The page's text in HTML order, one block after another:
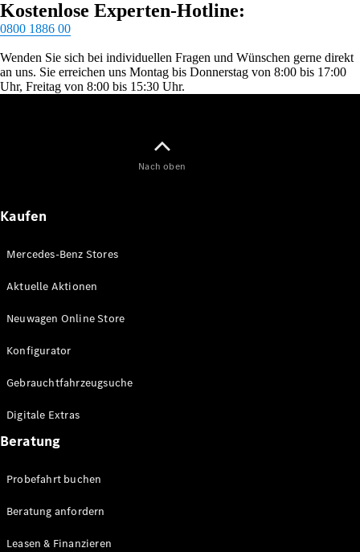
Kostenlose Experten-Hotline:
0800 1886 00
Wenden Sie sich bei individuellen Fragen und Wünschen gerne direkt
an uns. Sie erreichen uns Montag bis Donnerstag von 8:00 bis 17:00
Uhr, Freitag von 8:00 bis 15:30 Uhr.
Nach oben
Kaufen
Mercedes-Benz Stores
Aktuelle Aktionen
Neuwagen Online Store
Konfigurator
Gebrauchtfahrzeugsuche
Digitale Extras
Beratung
Probefahrt buchen
Beratung anfordern
Leasen & Finanzieren